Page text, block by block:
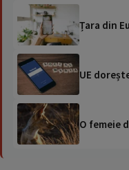
Țara din
UE
O femeie